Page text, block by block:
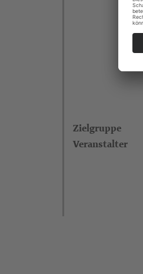
Zielgruppe
Veranstalter